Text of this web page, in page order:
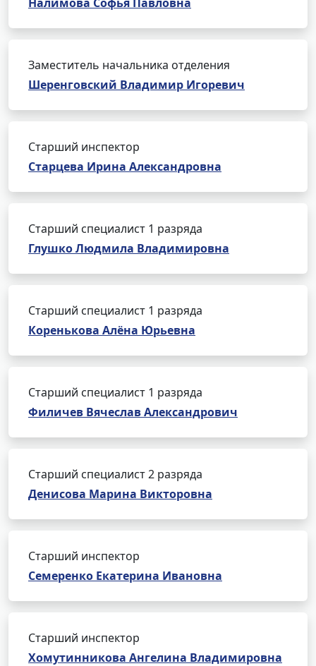
Заместитель начальника отделения
Шеренговский Владимир Игоревич
Старший инспектор
Старцева Ирина Александровна
Старший специалист 1 разряда
Глушко Людмила Владимировна
Старший специалист 1 разряда
Коренькова Алёна Юрьевна
Старший специалист 1 разряда
Филичев Вячеслав Александрович
Старший специалист 2 разряда
Денисова Марина Викторовна
Старший инспектор
Семеренко Екатерина Ивановна
Старший инспектор
Хомутинникова Ангелина Владимировна